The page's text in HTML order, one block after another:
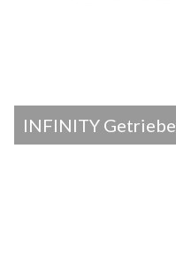
INFINITY Getriebe